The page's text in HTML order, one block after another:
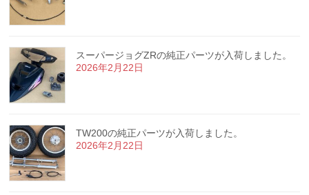
スーパージョグZRの純正パーツが入荷しました。
2026年2月22日
TW200の純正パーツが入荷しました。
2026年2月22日